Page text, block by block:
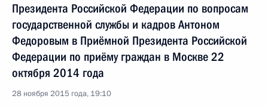
Президента Российской Федерации по вопросам
государственной службы и кадров Антоном
Федоровым в Приёмной Президента Российской
Федерации по приёму граждан в Москве 22
октября 2014 года
28 ноября 2015 года, 19:10